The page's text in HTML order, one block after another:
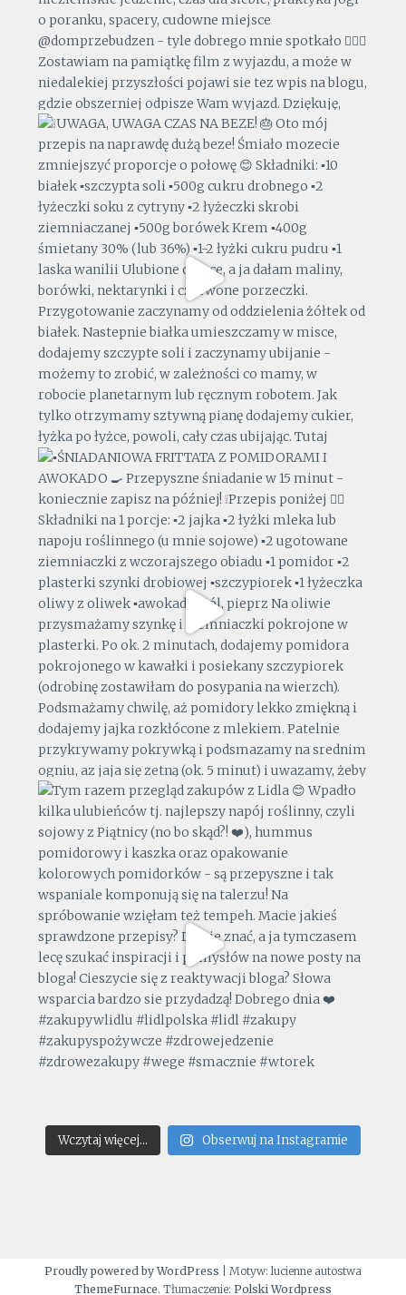
Wczytaj więcej... Obserwuj na Instagramie
Proudly powered by WordPress
Motyw: lucienne autostwa
ThemeFurnace. Tłumaczenie: Polski Wordpress